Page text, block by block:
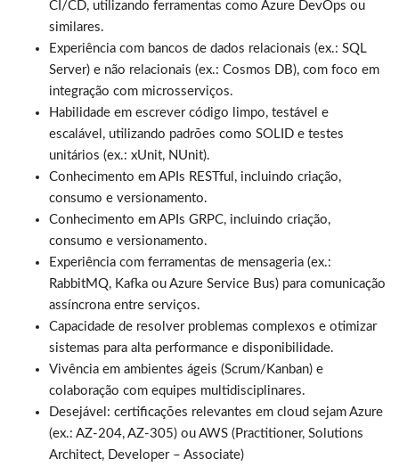
CI/CD, utilizando ferramentas como Azure DevOps ou
similares.
Experiência com bancos de dados relacionais (ex.: SQL
Server) e não relacionais (ex.: Cosmos DB), com foco em
integração com microsserviços.
Habilidade em escrever código limpo, testável e
escalável, utilizando padrões como SOLID e testes
unitários (ex.: xUnit, NUnit).
Conhecimento em APIs RESTful, incluindo criação,
consumo e versionamento.
Conhecimento em APIs GRPC, incluindo criação,
consumo e versionamento.
Experiência com ferramentas de mensageria (ex.:
RabbitMQ, Kafka ou Azure Service Bus) para comunicação
assíncrona entre serviços.
Capacidade de resolver problemas complexos e otimizar
sistemas para alta performance e disponibilidade.
Vivência em ambientes ágeis (Scrum/Kanban) e
colaboração com equipes multidisciplinares.
Desejável: certificações relevantes em cloud sejam Azure
(ex.: AZ-204, AZ-305) ou AWS (Practitioner, Solutions
Architect, Developer – Associate)